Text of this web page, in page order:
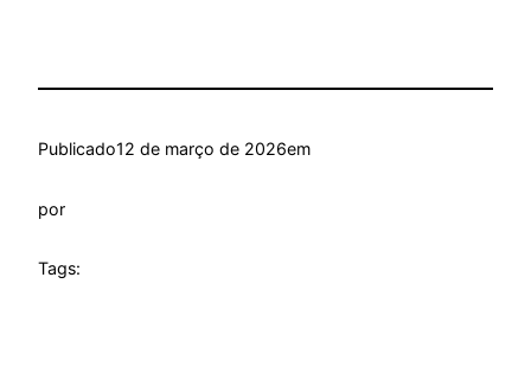
Publicado12 de março de 2026em
por
Tags: